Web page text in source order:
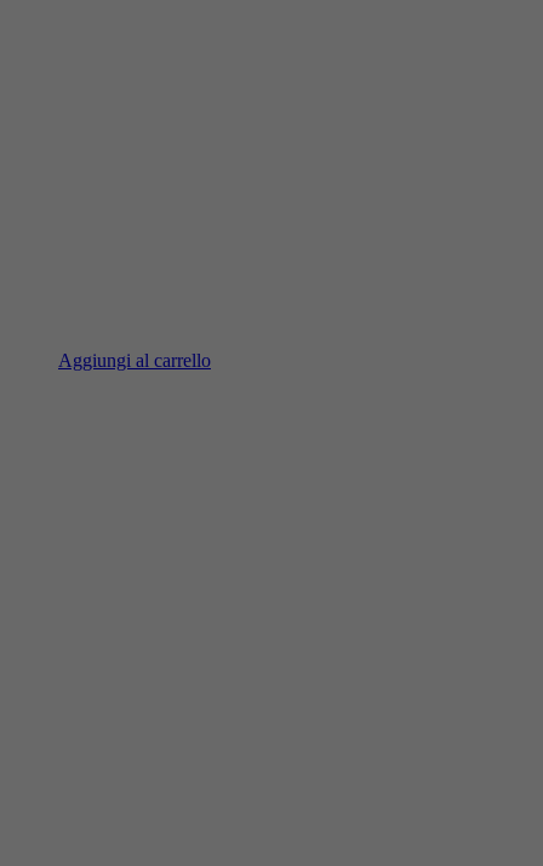
Aggiungi al carrello